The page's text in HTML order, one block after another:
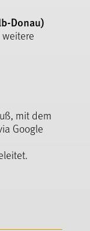
Donau)
mit dem
Google